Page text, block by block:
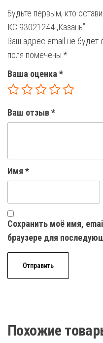
Будьте первым, кто
КС 93021244 ,Казань”
Ваш адрес email не будет
поля помечены *
Ваша оценка *
Ваш отзыв*
Имя *
Сохранить моё имя,
браузере для
Похожие